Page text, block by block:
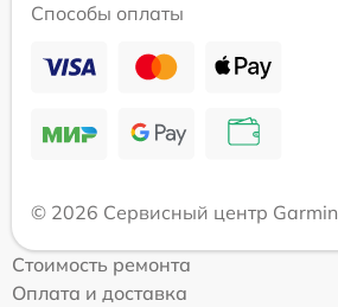
Способы оплаты
© 2026 Сервисный центр Garmin
Стоимость ремонта
Оплата и доставка